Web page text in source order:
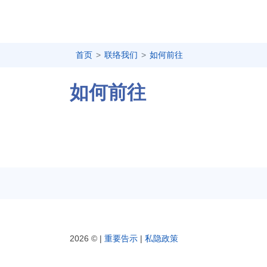
首页 联络我们 如何前往
如何前往
2026 © | 重要告示 | 私隐政策